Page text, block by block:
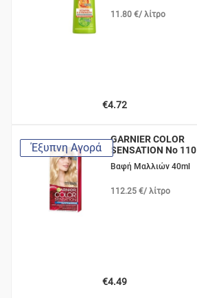
11.80 €/ λίτρο
€4.72
Έξυπνη Αγορά
GARNIER COLOR
SENSATION Νο 110
Κατάξανθο Φυσικό
Βαφή Μαλλιών 40ml
112.25 €/ λίτρο
€4.49